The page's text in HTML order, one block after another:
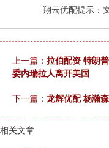
翔云优配提示：
上一篇： 拉伯配资 特朗
委内瑞拉人离开美国
下一篇： 龙辉优配 杨瀚
相关文章